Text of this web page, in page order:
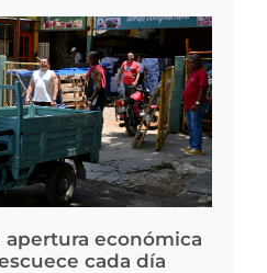
económica
cada día